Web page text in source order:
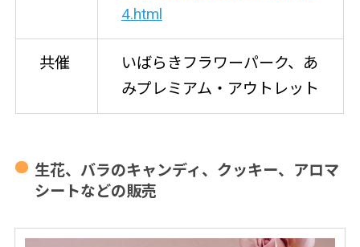
4.html
共催
いばらきフラワーパーク、あ
みプレミアム・アウトレット
生花、バラのキャンディ、クッキー、アロマ
シートなどの販売